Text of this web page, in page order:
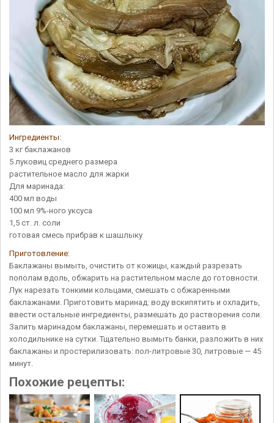
Ингредиенты:
3 кг баклажанов
5 луковиц среднего размера
растительное масло для жарки
Для маринада:
400 мл воды
100 мл 9%-ного уксуса
1,5 ст. л. соли
готовая смесь прибрав к шашлыку
Приготовление:
Баклажаны вымыть, очистить от кожицы, каждый разрезать
пополам вдоль, обжарить на растительном масле до готовности.
Лук нарезать тонкими кольцами, смешать с обжаренными
баклажанами. Приготовить маринад: воду вскипятить и охладить,
ввести остальные ингредиенты, размешать до растворения соли.
Залить маринадом баклажаны, перемешать и оставить в
холодильнике на сутки. Тщательно вымыть банки, разложить в них
баклажаны и простерилизовать: пол-литровые 30, литровые — 45
минут.
Похожие рецепты: